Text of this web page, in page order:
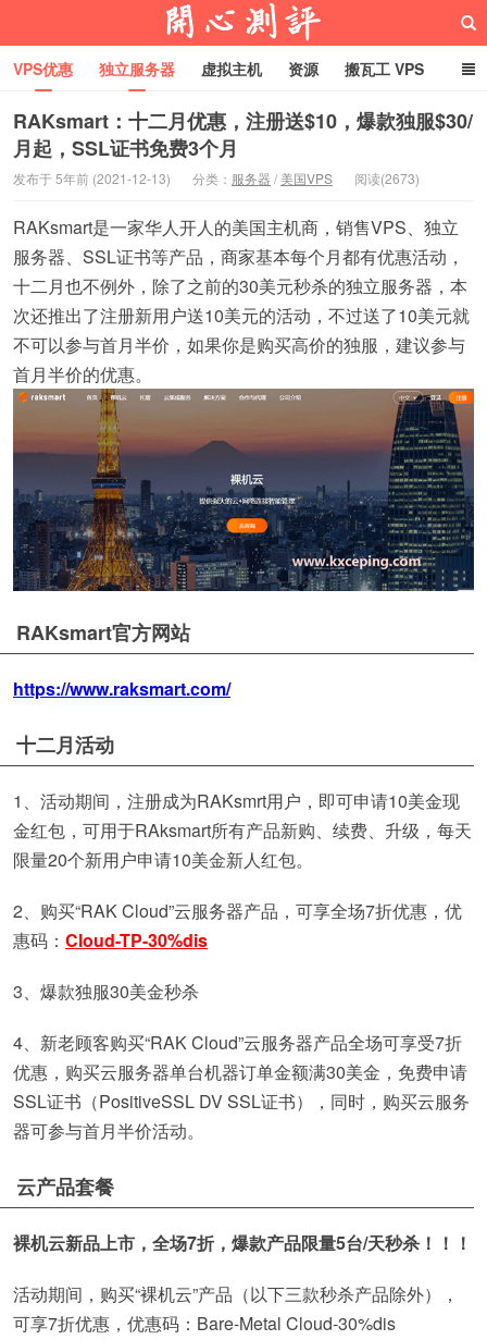
开心VPS测评
VPS优惠 独立服务器 虚拟主机 资源 搬瓦工 VPS
折腾VPS 真实测评 Hostloc趣闻 域名
RackNerd促销套餐
RAKsmart：十二月优惠，注册送$10，爆款独服$30/
月起，SSL证书免费3个月
发布于 5年前 (2021-12-13) 分类： 服务器 / 美国VPS 阅读(2673)
RAKsmart是一家华人开人的美国主机商，销售VPS、独立
服务器、SSL证书等产品，商家基本每个月都有优惠活动，
十二月也不例外，除了之前的30美元秒杀的独立服务器，本
次还推出了注册新用户送10美元的活动，不过送了10美元就
不可以参与首月半价，如果你是购买高价的独服，建议参与
首月半价的优惠。
RAKsmart官方网站
https://www.raksmart.com/
十二月活动
1、活动期间，注册成为RAKsmrt用户，即可申请10美金现
金红包，可用于RAksmart所有产品新购、续费、升级，每天
限量20个新用户申请10美金新人红包。
2、购买“RAK Cloud”云服务器产品，可享全场7折优惠，优
惠码： Cloud-TP-30%dis
3、爆款独服30美金秒杀
4、新老顾客购买“RAK Cloud”云服务器产品全场可享受7折
优惠，购买云服务器单台机器订单金额满30美金，免费申请
SSL证书（PositiveSSL DV SSL证书），同时，购买云服务
器可参与首月半价活动。
云产品套餐
裸机云新品上市，全场7折，爆款产品限量5台/天秒杀！！！
活动期间，购买“裸机云”产品（以下三款秒杀产品除外），
可享7折优惠，优惠码：Bare-Metal Cloud-30%dis